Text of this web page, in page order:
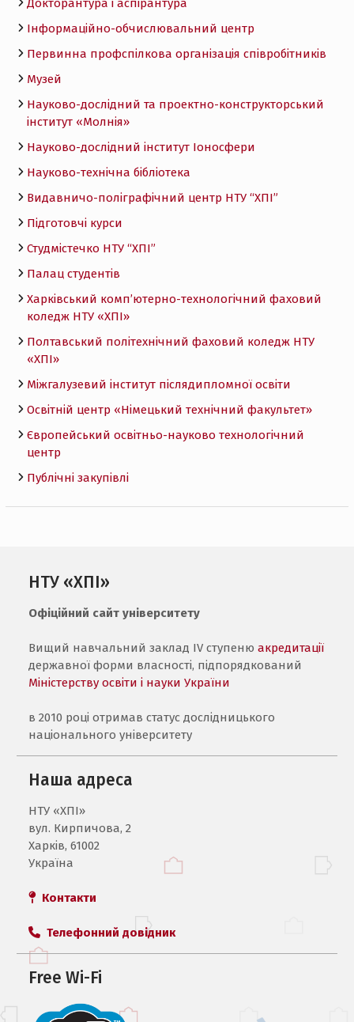
Інформаційно-обчислювальний центр
Первинна профспілкова організація співробітників
Музей
Науково-дослідний та проектно-конструкторський
інститут «Молнія»
Науково-дослідний інститут Іоносфери
Науково-технічна бібліотека
Видавничо-поліграфічний центр НТУ “ХПІ”
Підготовчі курси
Студмістечко НТУ “ХПІ”
Палац студентів
Харківський комп’ютерно-технологічний фаховий
коледж НТУ «ХПI»
Полтавський політехнічний фаховий коледж НТУ
«ХПI»
Міжгалузевий інститут післядипломної освіти
Освітній центр «Німецький технічний факультет»
Європейський освітньо-науково технологічний
центр
Публічні закупівлі
НТУ «ХПІ»
Офіційний сайт університету
Вищий навчальний заклад IV ступенюакредитації
державної форми власності, підпорядкований
Міністерству освіти і науки України
в 2010 році отримав статус дослідницького
національного університету
Наша адреса
НТУ «ХПI»
вул. Кирпичова, 2
Харків, 61002
Україна
Контакти
Телефонний довідник
Free Wi-Fi